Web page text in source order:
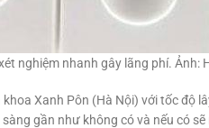
nghiệm nhanh gây lãng phí. Ảnh:
khoa Xanh Pôn (Hà Nội) với tốc độ
gần như không có và nếu có sẽ